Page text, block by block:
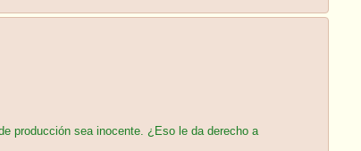
producción sea inocente. ¿Eso le da derecho a